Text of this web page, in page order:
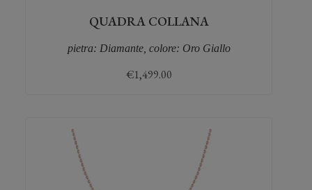
QUADRA COLLANA
pietra: Diamante, colore: Oro Giallo
€1,499.00